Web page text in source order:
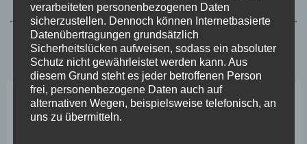
← Vorheriger Beitrag Nächster Beitrag →
Neueste Beiträge
verarbeiteten personenbezogenen Daten
sicherzustellen. Dennoch können Internetbasierte
Datenübertragungen grundsätzlich
Sicherheitslücken aufweisen, sodass ein absoluter
Schutz nicht gewährleistet werden kann. Aus
diesem Grund steht es jeder betroffenen Person
frei, personenbezogene Daten auch auf
alternativen Wegen, beispielsweise telefonisch, an
uns zu übermitteln.